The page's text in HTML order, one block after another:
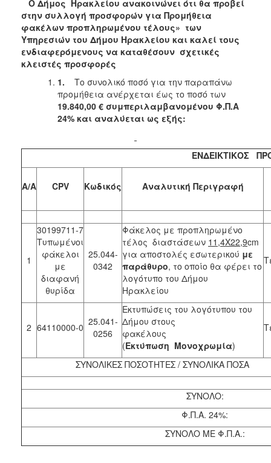
2020
2019
2018
2017
2015
2013
ΔΗΜΟΤΗΣ
ΗΡΑΚΛΕΙΟ
Ο Δήμος Ηρακλείου ανακοινώνει ότι θα προβεί
στην συλλογή προσφορών για Προμήθεια
φακέλων προπληρωμένου τέλους» των
Υπηρεσιών του Δήμου Ηρακλείου και καλεί τους
ενδιαφερόμενους να καταθέσουν σχετικές
κλειστές προσφορές
1. Το συνολικό ποσό για την παραπάνω
προμήθεια ανέρχεται έως το ποσό των
19.840,00 € συμπεριλαμβανομένου Φ.Π.Α
24% και αναλύεται ως εξής:
ΕΝΔΕΙΚΤΙΚΟΣ
A/A CPV Κωδικός Αναλυτική Περιγραφή
1
30199711-7
Τυπωμένοι
φάκελοι
με
διαφανή
θυρίδα
25.044-
0342
Φάκελος με προπληρωμένο
τέλος διαστάσεων 11,4Χ22,9cm
για αποστολές εσωτερικού με
παράθυρο, το οποίο θα φέρει το
λογότυπο του Δήμου
Ηρακλείου
2 64110000-0 25.041-
0256
Εκτυπώσεις του λογότυπου του
Δήμου στους
φακέλους
(Εκτύπωση Μονοχρωμία)
ΣΥΝΟΛΙΚΕΣ ΠΟΣΟΤΗΤΕΣ / ΣΥΝΟΛΙΚΑ ΠΟΣΑ
ΣΥΝΟΛΟ:
Φ.Π.Α. 24%:
ΣΥΝΟΛΟ ΜΕ Φ.Π.Α.: